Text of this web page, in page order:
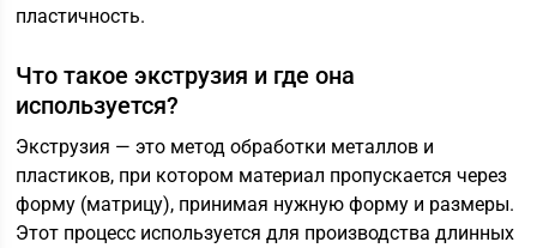
пластичность.
Что такое экструзия и где она
используется?
Экструзия — это метод обработки металлов и
пластиков, при котором материал пропускается через
форму (матрицу), принимая нужную форму и размеры.
Этот процесс используется для производства длинных